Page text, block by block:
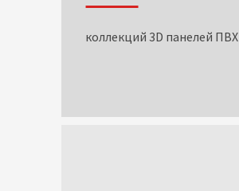
коллекций 3D панелей ПВХ